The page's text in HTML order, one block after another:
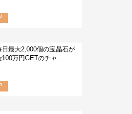
日最大2,000個の宝晶石が
万円GETのチャ...